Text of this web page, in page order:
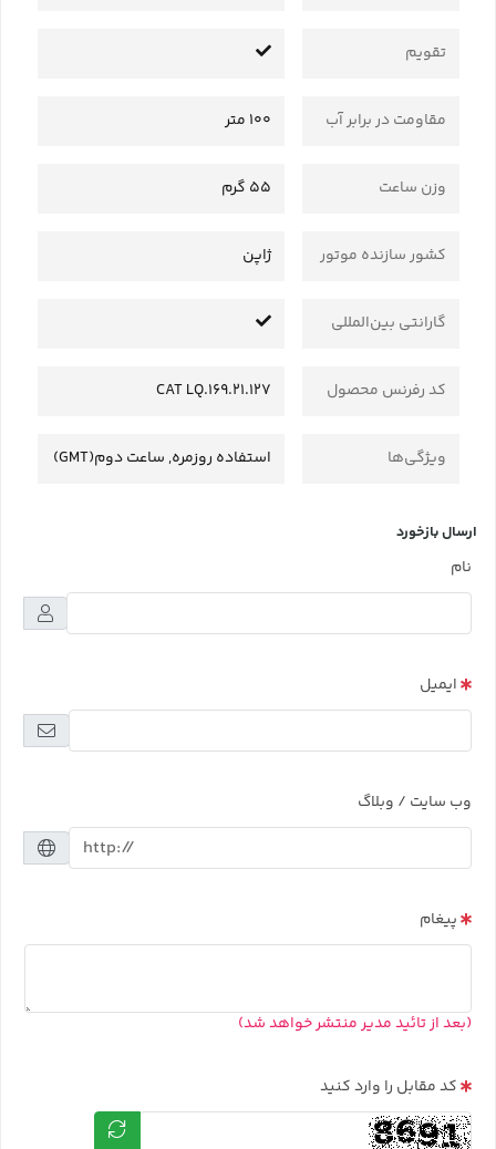
تقویم
مقاومت در برابر آب 100 متر
وزن ساعت 55 گرم
کشور سازنده موتور ژاپن
گارانتی بین‌المللی
کد رفرنس محصول CAT LQ.169.21.127
ویژگی‌ها استفاده روزمره, ساعت دوم(GMT)
ارسال بازخورد
نام
ایمیل
وب سایت / وبلاگ
پیغام
(بعد از تائید مدیر منتشر خواهد شد)
کد مقابل را وارد کنید